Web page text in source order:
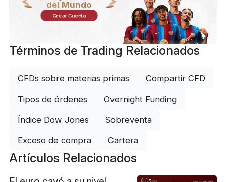
del Mundo
Crear Cuenta
Términos de Trading Relacionados
CFDs sobre materias primas Compartir CFD
Tipos de órdenes Overnight Funding
Índice Dow Jones Sobreventa
Exceso de compra Cartera
Artículos Relacionados